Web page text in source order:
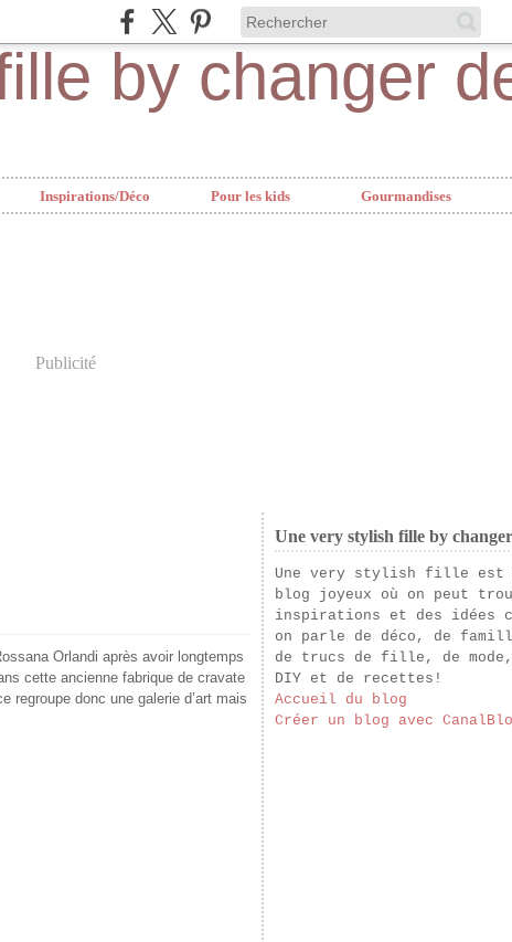
Inspirations/Déco Pour les kids Gourmandises
Publicité
Orlandi après avoir longtemps
cette ancienne fabrique de cravate
regroupe donc une galerie d’art mais
Une very stylish fille by
Une very stylish fille est
blog joyeux où on peut
inspirations et des idées
on parle de déco, de
de trucs de fille, de
DIY et de recettes!
Accueil du blog
Créer un blog avec